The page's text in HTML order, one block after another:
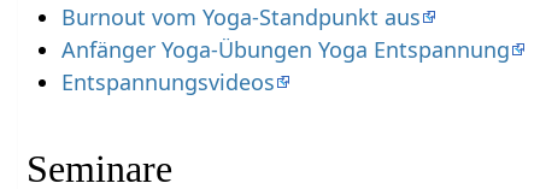
Burnout vom Yoga-Standpunkt aus
Anfänger Yoga-Übungen Yoga Entspannung
Entspannungsvideos
Seminare